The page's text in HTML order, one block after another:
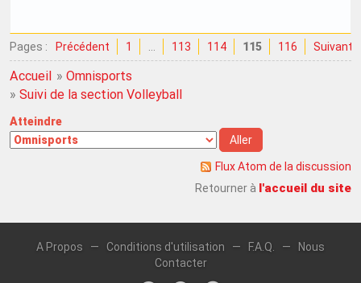
Pages : Précédent 1 113 114 115 116 Suivant
Accueil »Omnisports
» Suivi de la section Volleyball
Atteindre
Flux Atom de la discussion
Retourner à l'accueil du site
A Propos — Conditions d'utilisation — F.A.Q. —
Nous
Contacter